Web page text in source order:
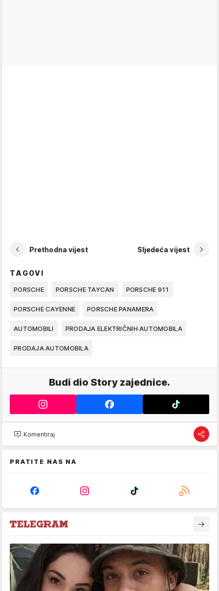
Prethodna vijest Sljedeća vijest
TAGOVI
PORSCHE PORSCHE TAYCAN PORSCHE 911
PORSCHE CAYENNE PORSCHE PANAMERA
AUTOMOBILI PRODAJA ELEKTRIČNIH AUTOMOBILA
PRODAJA AUTOMOBILA
Budi dio Story zajednice.
Komentiraj
PRATITE NAS NA